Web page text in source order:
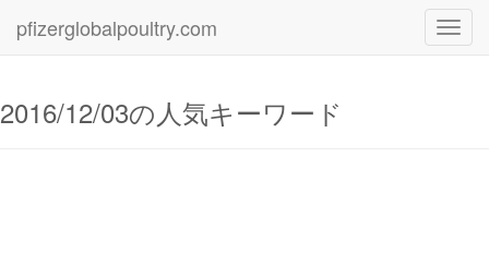
pfizerglobalpoultry.com
2016/12/03の人気キーワード